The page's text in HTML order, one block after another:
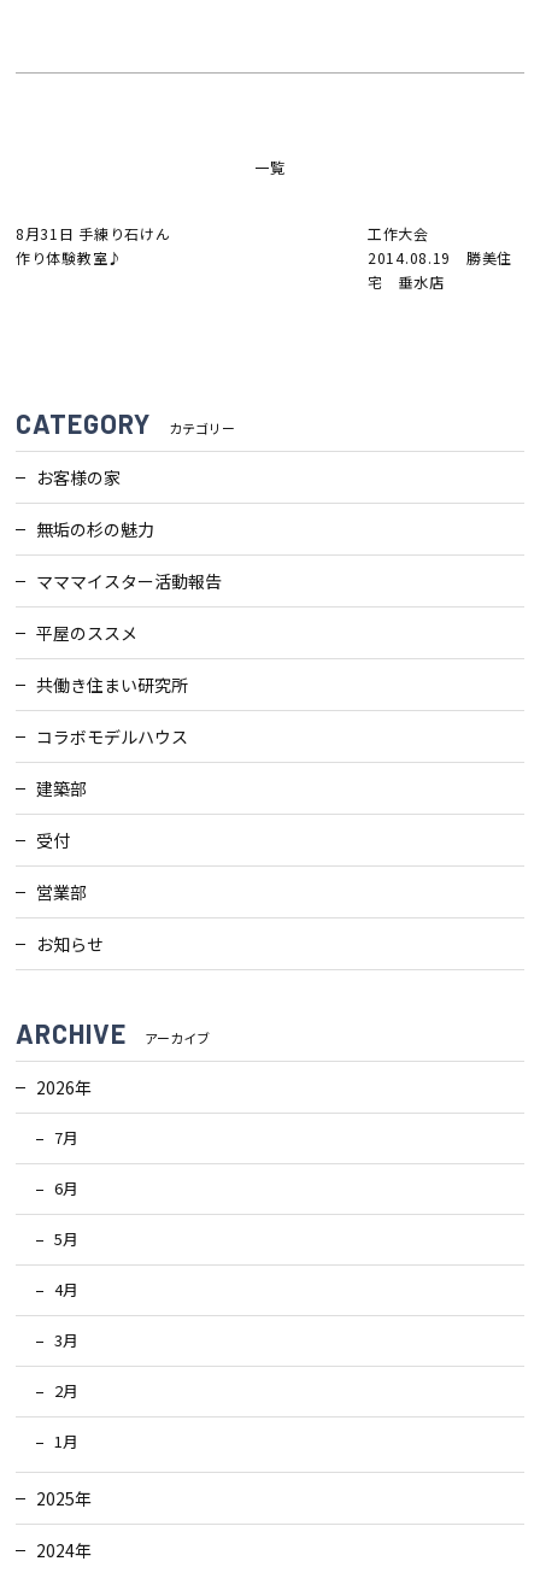
8月31日 手練り石けん
作り体験教室♪
一覧
工作大会
2014.08.19 勝美住
宅 垂水店
CATEGORY カテゴリー
お客様の家
無垢の杉の魅力
マママイスター活動報告
平屋のススメ
共働き住まい研究所
コラボモデルハウス
建築部
受付
営業部
お知らせ
ARCHIVE アーカイブ
2026年
7月
6月
5月
4月
3月
2月
1月
2025年
2024年